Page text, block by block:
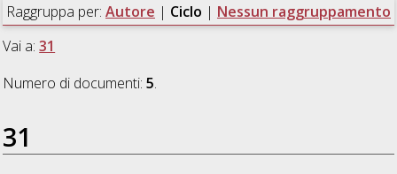
Raggruppa per: Autore | Ciclo | Nessun raggruppamento
Vai a:31
Numero di documenti:5.
31